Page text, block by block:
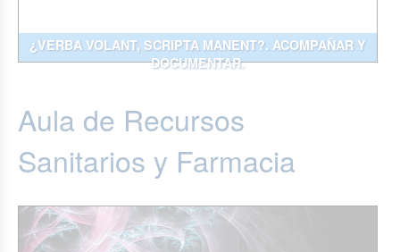
¿VERBA VOLANT, SCRIPTA MANENT?. ACOMPAÑAR Y
DOCUMENTAR.
Aula de Recursos
Sanitarios y Farmacia